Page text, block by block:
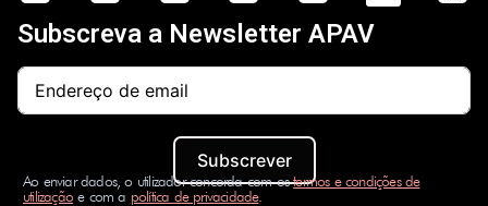
Subscreva a Newsletter APAV
Subscrever
Ao enviar dados, o utilizador concorda com ostermos e condições de
utilizaçãoe com a política de privacidade.